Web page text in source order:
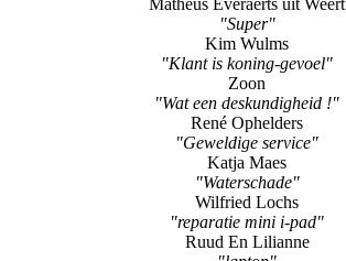
Matheus Everaerts uit Weert
"Super"
Kim Wulms
"Klant is koning-gevoel"
Zoon
"Wat een deskundigheid !"
René Ophelders
"Geweldige service"
Katja Maes
"Waterschade"
Wilfried Lochs
"reparatie mini i-pad"
Ruud En Lilianne